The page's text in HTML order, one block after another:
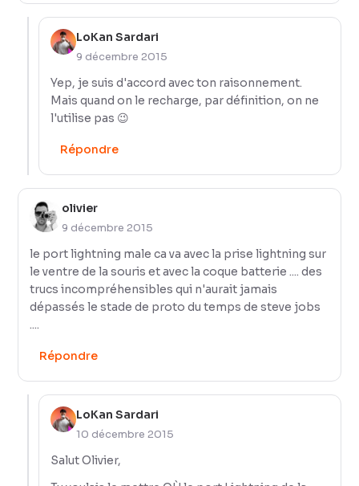
LoKan Sardari
9 décembre 2015
Yep, je suis d'accord avec ton raisonnement.
Mais quand on le recharge, par définition, on ne
l'utilise pas 😉
Répondre
olivier
9 décembre 2015
le port lightning male ca va avec la prise lightning sur
le ventre de la souris et avec la coque batterie .... des
trucs incompréhensibles qui n'aurait jamais
dépassés le stade de proto du temps de steve jobs
....
Répondre
LoKan Sardari
10 décembre 2015
Salut Olivier,